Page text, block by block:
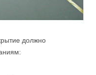
должно